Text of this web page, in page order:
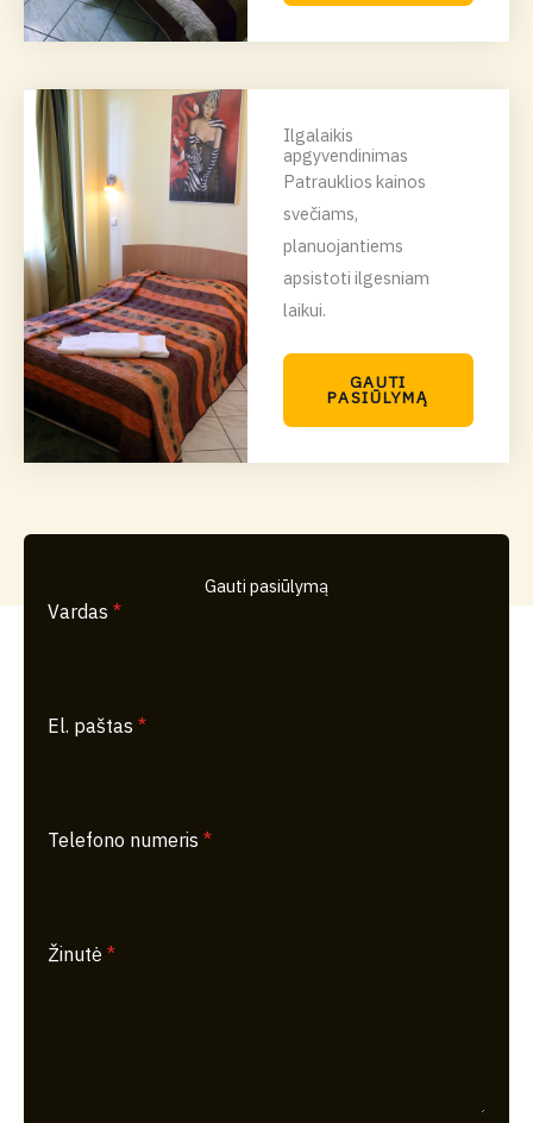
Ilgalaikis
apgyvendinimas
Patrauklios kainos
svečiams,
planuojantiems
apsistoti ilgesniam
laikui.
GAUTI
PASIŪLYMĄ
Gauti pasiūlymą
Vardas *
El. paštas *
Telefono numeris *
Žinutė *